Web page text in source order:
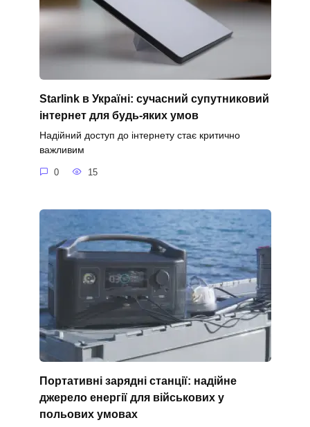
Starlink в Україні: сучасний супутниковий
інтернет для будь-яких умов
Надійний доступ до інтернету стає критично
важливим
0 15
Портативні зарядні станції: надійне
джерело енергії для військових у
польових умовах